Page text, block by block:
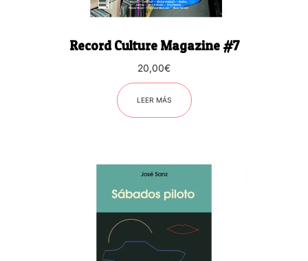
Record Culture Magazine #7
20,00€
LEER MÁS